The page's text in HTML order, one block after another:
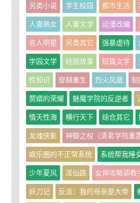
另类小说 学生校园 都市生活
人妻熟女 人妻文学 动漫改编
名人明星 另类其它 强暴虐待
学园文学 经验故事 短篇文学
性知识 穿越重生 烈火凤凰 制
赘婿的荣耀 魅魔学院的反逆者
情天性海 横行天下 综合其它
龙魂侠影 神御之权（清茗学院重
娱乐圈的不正常系统 系统帮我睡
少年夏风 淫仙路 女神攻略调教
妖刀记 反派：我的母亲是大帝